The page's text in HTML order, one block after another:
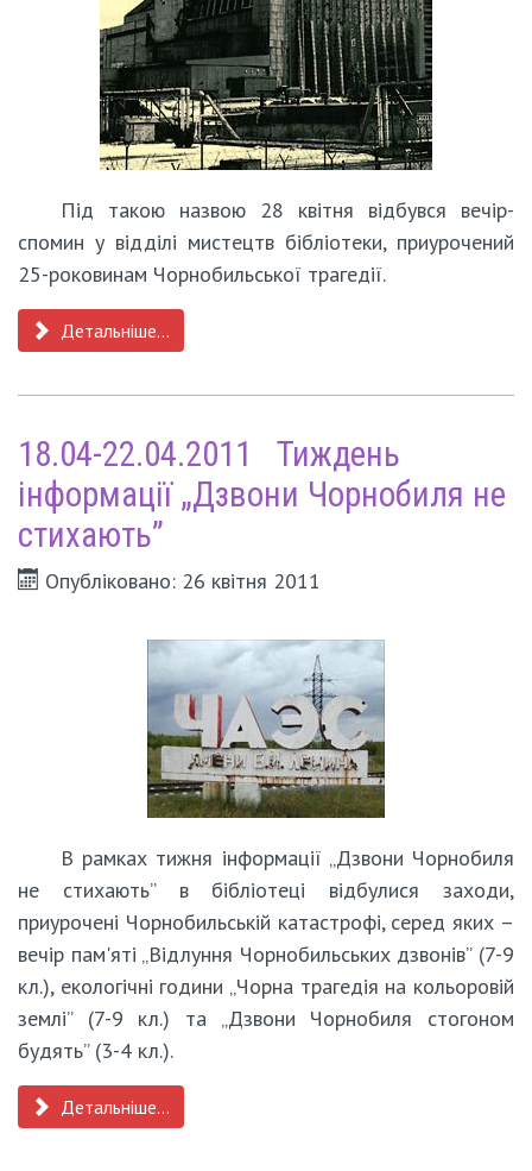
Під такою назвою 28 квітня відбувся вечір-
спомин у відділі мистецтв бібліотеки, приурочений
25-роковинам Чорнобильської трагедії.
Детальніше...
18.04-22.04.2011 Тиждень
інформації „Дзвони Чорнобиля не
стихають”
Опубліковано: 26 квітня 2011
В рамках тижня інформації „Дзвони Чорнобиля
не стихають” в бібліотеці відбулися заходи,
приурочені Чорнобильській катастрофі, серед яких –
вечір пам'яті „Відлуння Чорнобильських дзвонів” (7-9
кл.), екологічні години „Чорна трагедія на кольоровій
землі” (7-9 кл.) та „Дзвони Чорнобиля стогоном
будять” (3-4 кл.).
Детальніше...